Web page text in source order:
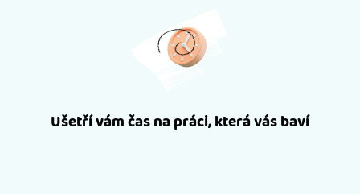
Ušetří vám čas na práci, která vás baví